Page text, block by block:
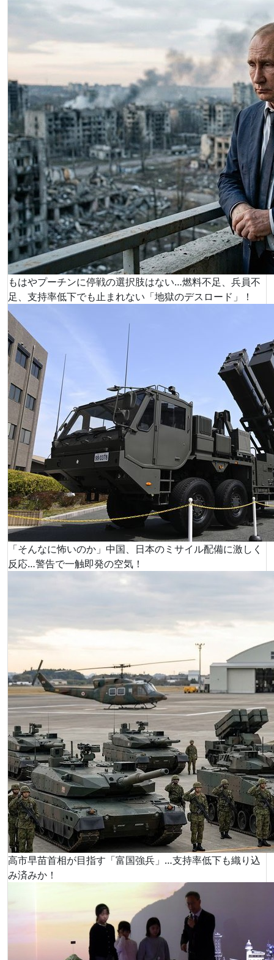
もはやプーチンに停戦の選択肢はない…燃料不足、兵員不
足、支持率低下でも止まれない「地獄のデスロード」！
「そんなに怖いのか」中国、日本のミサイル配備に激しく
反応…警告で一触即発の空気！
高市早苗首相が目指す「富国強兵」…支持率低下も織り込
み済みか！